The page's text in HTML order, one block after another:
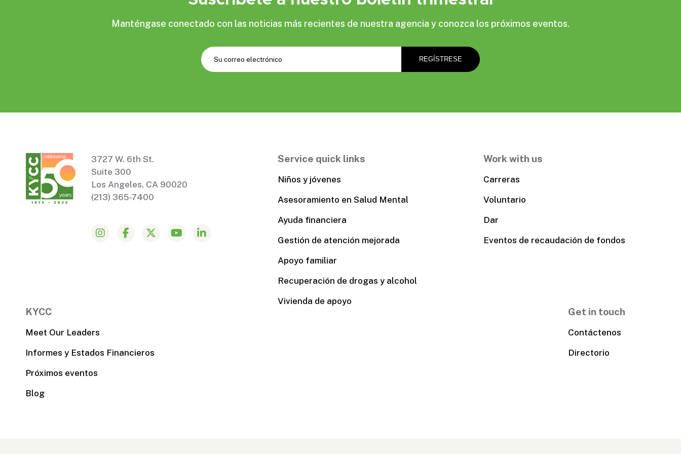
Manténgase conectado con las noticias más recientes de nuestra agencia y conozca los próximos eventos.
3727 W. 6th St.
Suite 300
Los Angeles, CA 90020
(213) 365-7400
Service quick links
Niños y jóvenes
Asesoramiento en Salud Mental
Ayuda financiera
Gestión de atención mejorada
Apoyo familiar
Recuperación de drogas y alcohol
Vivienda de apoyo
Work with us
Carreras
Voluntario
Dar
Eventos de recaudación de fondos
KYCC
Meet Our Leaders
Informes y Estados Financieros
Próximos eventos
Blog
Get in touch
Contáctenos
Directorio